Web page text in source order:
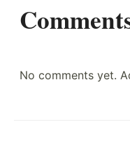
No comments yet.